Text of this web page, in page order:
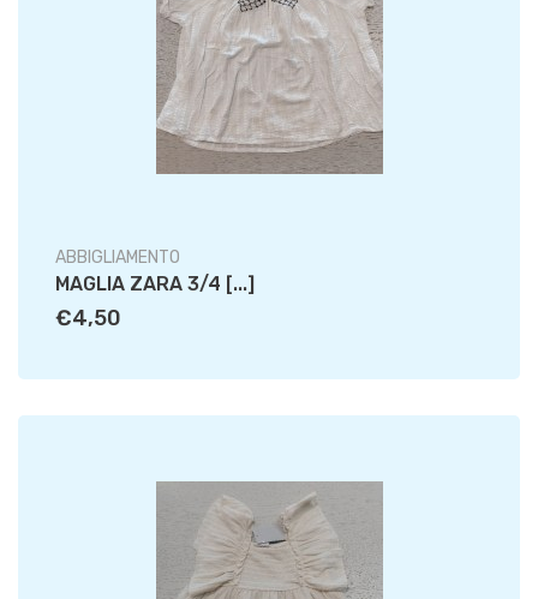
ABBIGLIAMENTO
MAGLIA ZARA 3/4 [...]
€4,50